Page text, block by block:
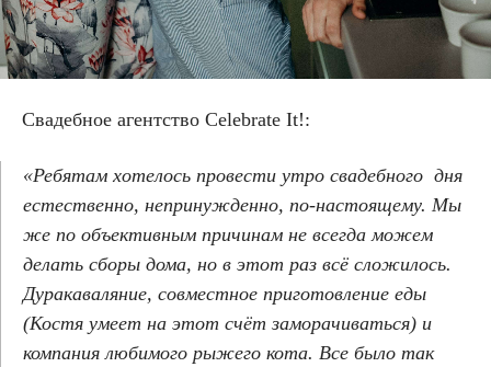
Свадебное агентство Celebrate It!:
«Ребятам хотелось провести утро свадебного дня
естественно, непринужденно, по-настоящему. Мы
же по объективным причинам не всегда можем
делать сборы дома, но в этот раз всё сложилось.
Дуракаваляние, совместное приготовление еды
(Костя умеет на этот счёт заморачиваться) и
компания любимого рыжего кота. Все было так